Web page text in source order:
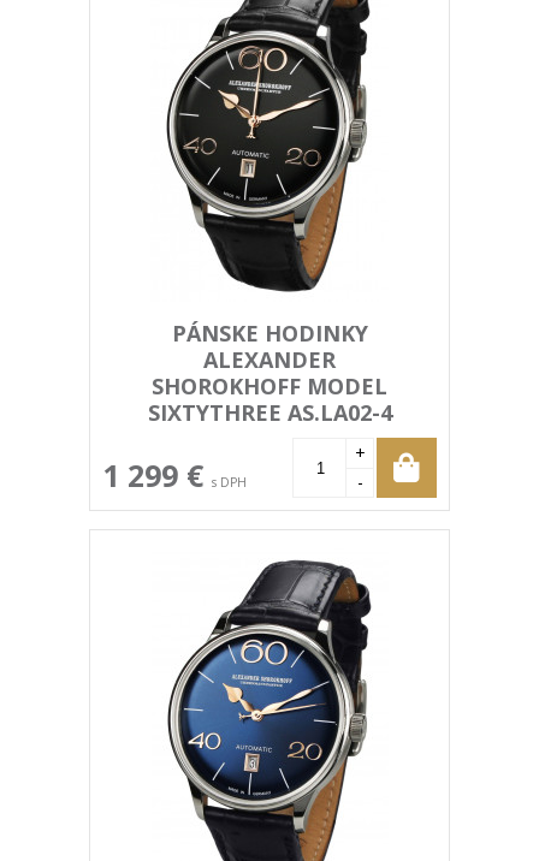
PÁNSKE HODINKY
ALEXANDER
SHOROKHOFF MODEL
SIXTYTHREE AS.LA02-4
1 299 € s DPH -
+